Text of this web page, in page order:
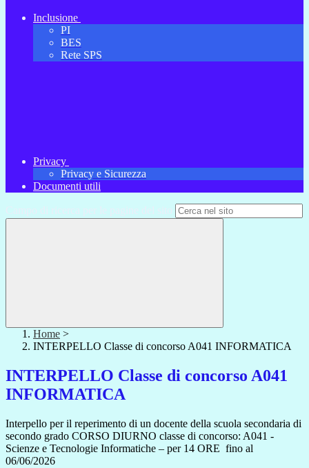
Inclusione
PI
BES
Rete SPS
Privacy
Privacy e Sicurezza
Documenti utili
Campo di ricerca per le pagine del sito
Home >
INTERPELLO Classe di concorso A041 INFORMATICA
INTERPELLO Classe di concorso A041
INFORMATICA
Interpello per il reperimento di un docente della scuola secondaria di
secondo grado CORSO DIURNO classe di concorso: A041 -
Scienze e Tecnologie Informatiche – per 14 ORE fino al
06/06/2026